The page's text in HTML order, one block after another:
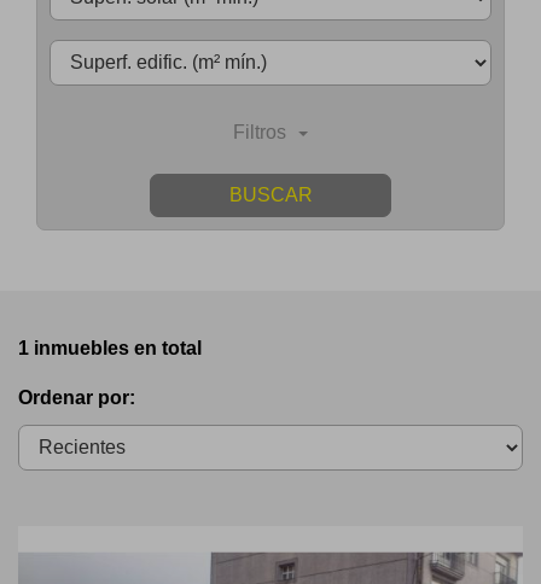
Filtros
BUSCAR
1 inmuebles en total
Ordenar por: